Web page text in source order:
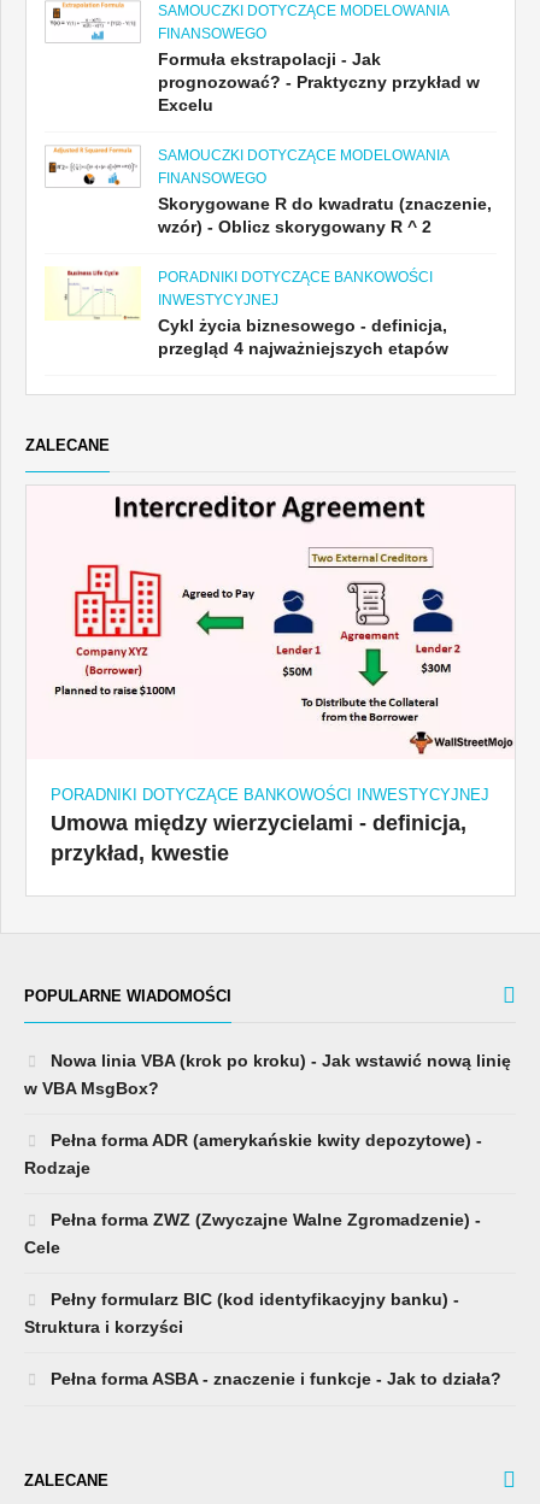
SAMOUCZKI DOTYCZĄCE MODELOWANIA
FINANSOWEGO
Formuła ekstrapolacji - Jak
prognozować? - Praktyczny przykład w
Excelu
SAMOUCZKI DOTYCZĄCE MODELOWANIA
FINANSOWEGO
Skorygowane R do kwadratu (znaczenie,
wzór) - Oblicz skorygowany R ^ 2
PORADNIKI DOTYCZĄCE BANKOWOŚCI
INWESTYCYJNEJ
Cykl życia biznesowego - definicja,
przegląd 4 najważniejszych etapów
ZALECANE
PORADNIKI DOTYCZĄCE BANKOWOŚCI INWESTYCYJNEJ
Umowa między wierzycielami - definicja,
przykład, kwestie
POPULARNE WIADOMOŚCI
Nowa linia VBA (krok po kroku) - Jak wstawić nową linię
w VBA MsgBox?
Pełna forma ADR (amerykańskie kwity depozytowe) -
Rodzaje
Pełna forma ZWZ (Zwyczajne Walne Zgromadzenie) -
Cele
Pełny formularz BIC (kod identyfikacyjny banku) -
Struktura i korzyści
Pełna forma ASBA - znaczenie i funkcje - Jak to działa?
ZALECANE